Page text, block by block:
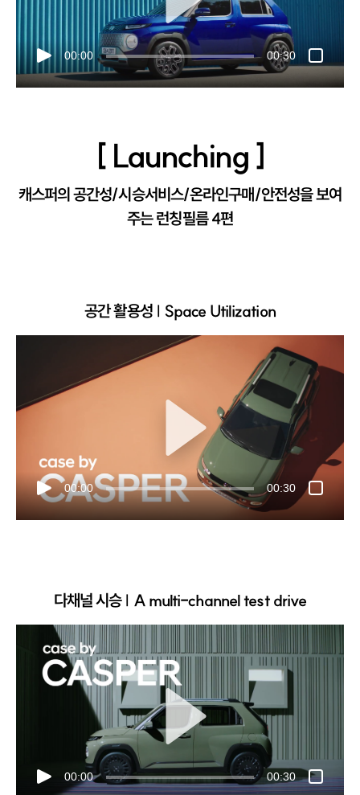
00:00 00:30
[ Launching ]
캐스퍼의 공간성/시승서비스/온라인구매/안전성을 보여
주는 런칭필름 4편
공간 활용성 | Space Utilization
00:00 00:30
다채널 시승 | A multi-channel test drive
00:00 00:30